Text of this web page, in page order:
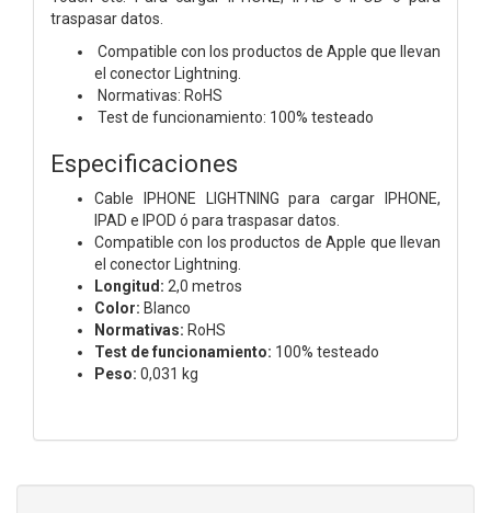
traspasar datos.
Compatible con los productos de Apple que llevan
el conector Lightning.
Normativas: RoHS
Test de funcionamiento: 100% testeado
Especificaciones
Cable IPHONE LIGHTNING para cargar IPHONE,
IPAD e IPOD ó para traspasar datos.
Compatible con los productos de Apple que llevan
el conector Lightning.
Longitud: 2,0 metros
Color: Blanco
Normativas: RoHS
Test de funcionamiento: 100% testeado
Peso: 0,031 kg